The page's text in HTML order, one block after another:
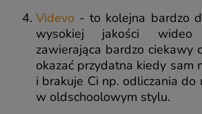
Videvo - to kolejna bardzo
wysokiej jakości
zawierająca bardzo ciekawy
okazać przydatna kiedy sam
i brakuje Ci np. odliczania do
w oldschoolowym stylu.